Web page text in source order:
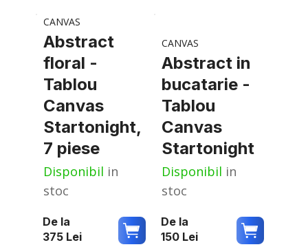
CANVAS
Abstract
floral -
Tablou
Canvas
Startonight,
7 piese
Disponibil in
stoc
De la
375 Lei
CANVAS
Abstract in
bucatarie -
Tablou
Canvas
Startonight
Disponibil in
stoc
De la
150 Lei